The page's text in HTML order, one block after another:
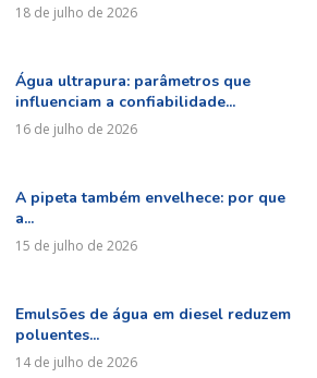
18 de julho de 2026
Água ultrapura: parâmetros que
influenciam a confiabilidade...
16 de julho de 2026
A pipeta também envelhece: por que
a...
15 de julho de 2026
Emulsões de água em diesel reduzem
poluentes...
14 de julho de 2026